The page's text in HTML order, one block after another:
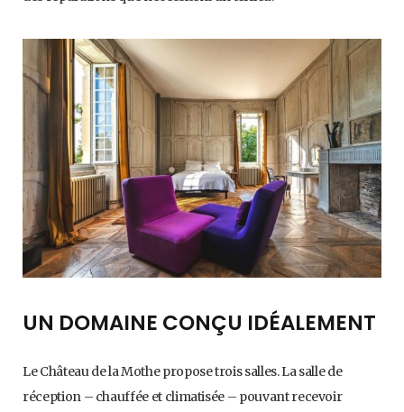
UN DOMAINE CONÇU IDÉALEMENT
Le Château de la Mothe propose trois salles. La salle de
réception – chauffée et climatisée – pouvant recevoir